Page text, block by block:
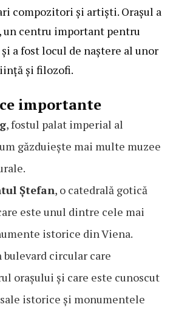
compozitori și artiști. Orașul a
un centru important pentru
a fost locul de naștere al unor
și filozofi.
importante
, fostul palat imperial al
găzduiește mai multe muzee
Ștefan, o catedrală gotică
este unul dintre cele mai
istorice din Viena.
bulevard circular care
orașului și care este cunoscut
istorice și monumentele